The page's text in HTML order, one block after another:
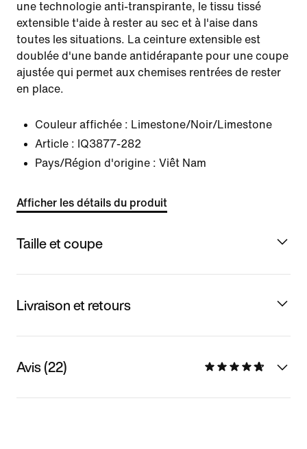
une technologie anti-transpirante, le tissu tissé
extensible t'aide à rester au sec et à l'aise dans
toutes les situations. La ceinture extensible est
doublée d'une bande antidérapante pour une coupe
ajustée qui permet aux chemises rentrées de rester
en place.
Couleur affichée : Limestone/Noir/Limestone
Article : IQ3877-282
Pays/Région d'origine : Viêt Nam
Afficher les détails du produit
Taille et coupe
Livraison et retours
Avis (22)